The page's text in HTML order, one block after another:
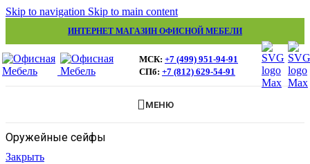
Skip to navigation Skip to main content
ИНТЕРНЕТ МАГАЗИН ОФИСНОЙ МЕБЕЛИ
МСК: +7 (499) 951-94-91
СПб: +7 (812) 629-54-91
МЕНЮ
Оружейные сейфы
Закрыть